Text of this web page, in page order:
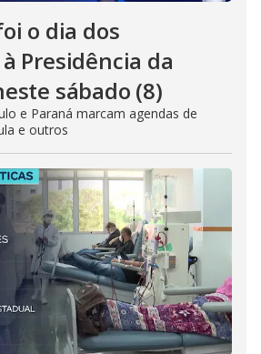
o dia dos
Presidência da
sábado (8)
e Paraná marcam agendas de
e outros